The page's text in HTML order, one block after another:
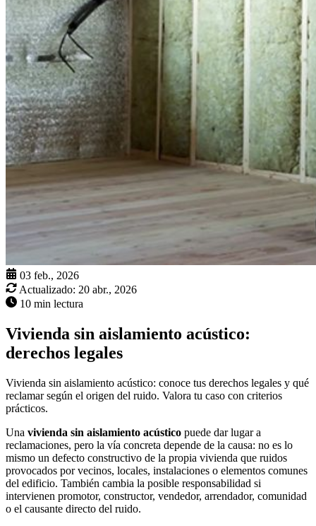
03 feb., 2026
Actualizado: 20 abr., 2026
10 min lectura
Vivienda sin aislamiento acústico:
derechos legales
Vivienda sin aislamiento acústico: conoce tus derechos legales y qué
reclamar según el origen del ruido. Valora tu caso con criterios
prácticos.
Una vivienda sin aislamiento acústico puede dar lugar a
reclamaciones, pero la vía concreta depende de la causa: no es lo
mismo un defecto constructivo de la propia vivienda que ruidos
provocados por vecinos, locales, instalaciones o elementos comunes
del edificio. También cambia la posible responsabilidad si
intervienen promotor, constructor, vendedor, arrendador, comunidad
o el causante directo del ruido.